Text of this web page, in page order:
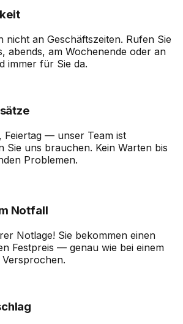
nicht an Geschäftszeiten. Rufen Sie
abends, am Wochenende oder an
immer für Sie da.
Feiertag — unser Team ist
Sie uns brauchen. Kein Warten bis
Problemen.
Notfall
Notlage! Sie bekommen einen
Festpreis — genau wie bei einem